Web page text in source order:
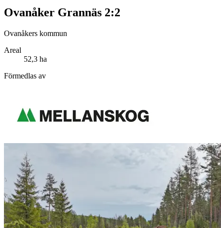
Ovanåker Grannäs 2:2
Ovanåkers kommun
Areal
52,3 ha
Förmedlas av